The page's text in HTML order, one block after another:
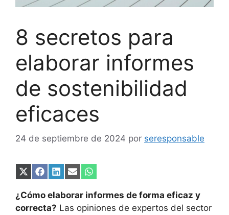
8 secretos para
elaborar informes
de sostenibilidad
eficaces
24 de septiembre de 2024 por seresponsable
Compartir
X
(Twitter)
Compartir
Facebook
Compartir
LinkedIn
Compartir
Email
Compartir
WhatsApp
¿Cómo elaborar informes de forma eficaz y
correcta? Las opiniones de expertos del sector